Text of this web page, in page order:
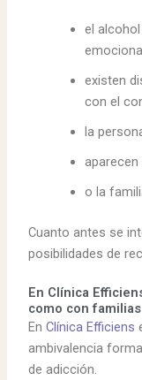
el
existen
con el
la
o la
Cuanto antes se
posibilidades de
En Clínica
como con familias
EnClínica Efficiens
ambivalencia
de adicción.